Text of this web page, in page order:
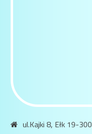
ul.Kajki 8, Ełk 19-300